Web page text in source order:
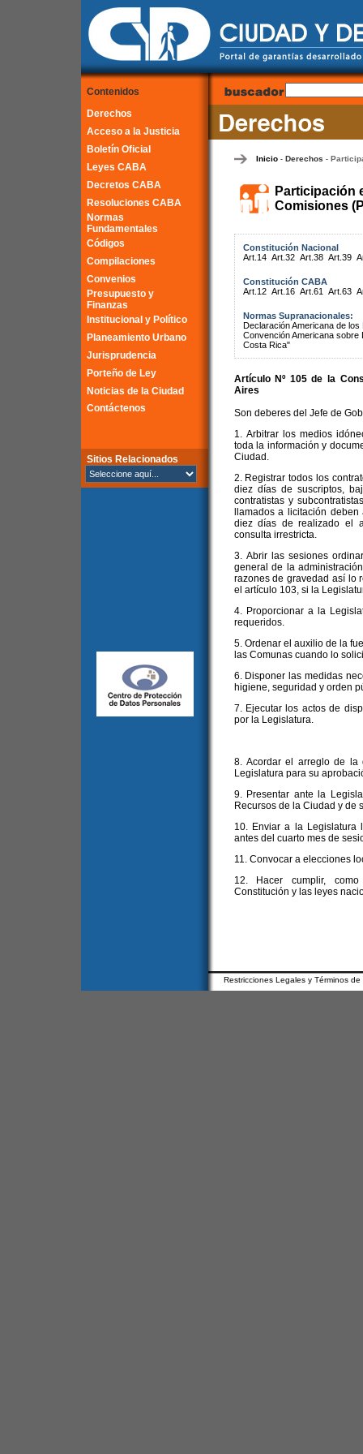
Contenidos
Derechos
Acceso a la Justicia
Boletín Oficial
Leyes CABA
Decretos CABA
Resoluciones CABA
Normas
Fundamentales
Códigos
Compilaciones
Convenios
Presupuesto y
Finanzas
Institucional y Político
Planeamiento Urbano
Jurisprudencia
Porteño de Ley
Noticias de la Ciudad
Contáctenos
Sitios Relacionados
Inicio- Derechos -
Participación
Comisiones
Constitución Nacional
Art.14 Art.32 Art.38 Art.39
Constitución CABA
Art.12 Art.16 Art.61 Art.63
Normas Supranacionales:
Declaración Americana de
Convención Americana
Costa Rica"
Artículo Nº 105 de la
Aires
Son deberes del Jefe de
1. Arbitrar los medios
toda la información y
Ciudad.
2. Registrar todos los
diez días de suscriptos,
contratistas y
llamados a licitación
diez días de realizado el
consulta irrestricta.
3. Abrir las sesiones
general de la
razones de gravedad así lo
el artículo 103, si la
4. Proporcionar a la
requeridos.
5. Ordenar el auxilio de la
las Comunas cuando lo
6. Disponer las medidas
higiene, seguridad y orden
7. Ejecutar los actos de
por la Legislatura.
8. Acordar el arreglo de
Legislatura para su
9. Presentar ante la
Recursos de la Ciudad y de
10. Enviar a la Legislatura
antes del cuarto mes de
11. Convocar a elecciones
12. Hacer cumplir,
Constitución y las leyes
Restricciones Legales y Términos de